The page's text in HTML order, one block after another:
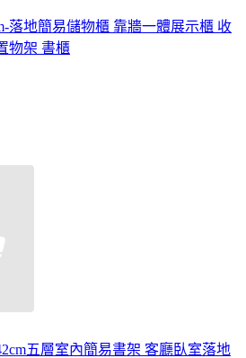
落地簡易儲物櫃 靠牆一體展示櫃 收
物架 書櫃
五層室內簡易書架 客廳臥室落地